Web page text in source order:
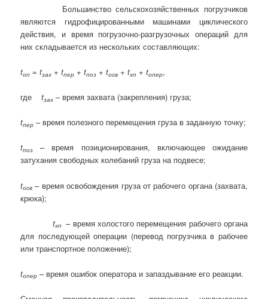
Большинство сельскохозяйственных погрузчиков
являются гидрофицированными машинами циклического
действия, и время погрузочно-разгрузочных операций для
них складывается из нескольких составляющих:
tоп =tзах +tпер +tпоз +tосв +tхп +tопер,
гдеtзах – время захвата (закрепления) груза;
tпер – время полезного перемещения груза в заданную точку;
tпоз
– время позиционирования, включающее ожидание
затухания свободных колебаний груза на подвесе;
tосв – время освобождения груза от рабочего органа (захвата,
крюка);
tхп – время холостого перемещения рабочего органа
для последующей операции (перевод погрузчика в рабочее
или транспортное положение);
tопер – время ошибок оператора и запаздывание его реакции.